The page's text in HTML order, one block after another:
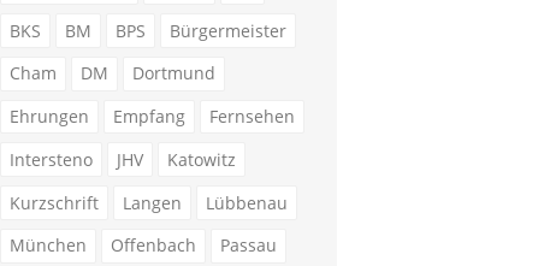
BKS
BM BPS
Bürgermeister
Cham
DM
Dortmund
Ehrungen
Empfang
Fernsehen
Intersteno
JHV
Katowitz
Kurzschrift
Langen
Lübbenau
München
Offenbach
Passau